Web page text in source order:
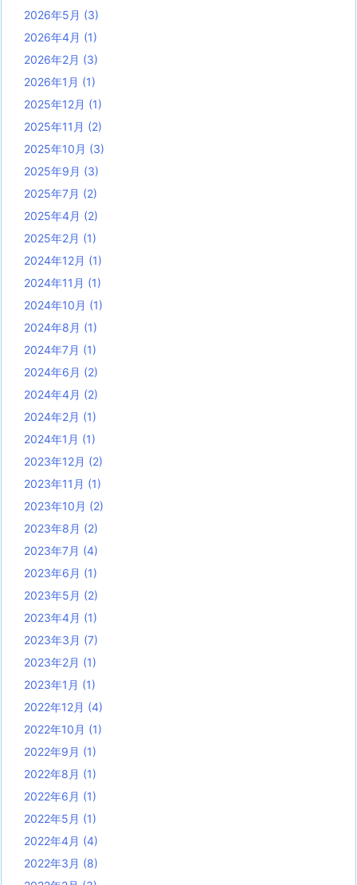
2026年5月 (3)
2026年4月 (1)
2026年2月 (3)
2026年1月 (1)
2025年12月 (1)
2025年11月 (2)
2025年10月 (3)
2025年9月 (3)
2025年7月 (2)
2025年4月 (2)
2025年2月 (1)
2024年12月 (1)
2024年11月 (1)
2024年10月 (1)
2024年8月 (1)
2024年7月 (1)
2024年6月 (2)
2024年4月 (2)
2024年2月 (1)
2024年1月 (1)
2023年12月 (2)
2023年11月 (1)
2023年10月 (2)
2023年8月 (2)
2023年7月 (4)
2023年6月 (1)
2023年5月 (2)
2023年4月 (1)
2023年3月 (7)
2023年2月 (1)
2023年1月 (1)
2022年12月 (4)
2022年10月 (1)
2022年9月 (1)
2022年8月 (1)
2022年6月 (1)
2022年5月 (1)
2022年4月 (4)
2022年3月 (8)